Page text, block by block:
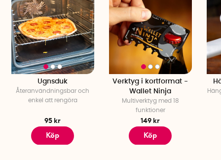
Ugnsduk
Återanvändningsbar och
enkel att rengöra
95 kr
Köp
Verktyg i kortformat -
Wallet Ninja
Multiverktyg med 18
funktioner
149 kr
Köp